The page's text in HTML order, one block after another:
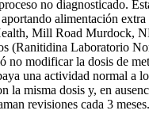
no diagnosticado.
alimentación
Mill Road Murdock,
(Ranitidina Laboratorio
no modificar la dosis de
una actividad normal a
la misma dosis y, en
revisiones cada 3 meses.